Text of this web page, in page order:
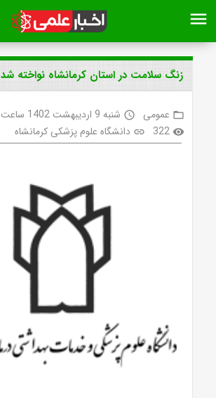
menu
زنگ سلامت در استان کرمانشاه نواخته شد
folder_open عمومی access_time شنبه 9 اردیبهشت 1402 ساعت 7:52
visibility
322
link دانشگاه علوم پزشکی کرمانشاه